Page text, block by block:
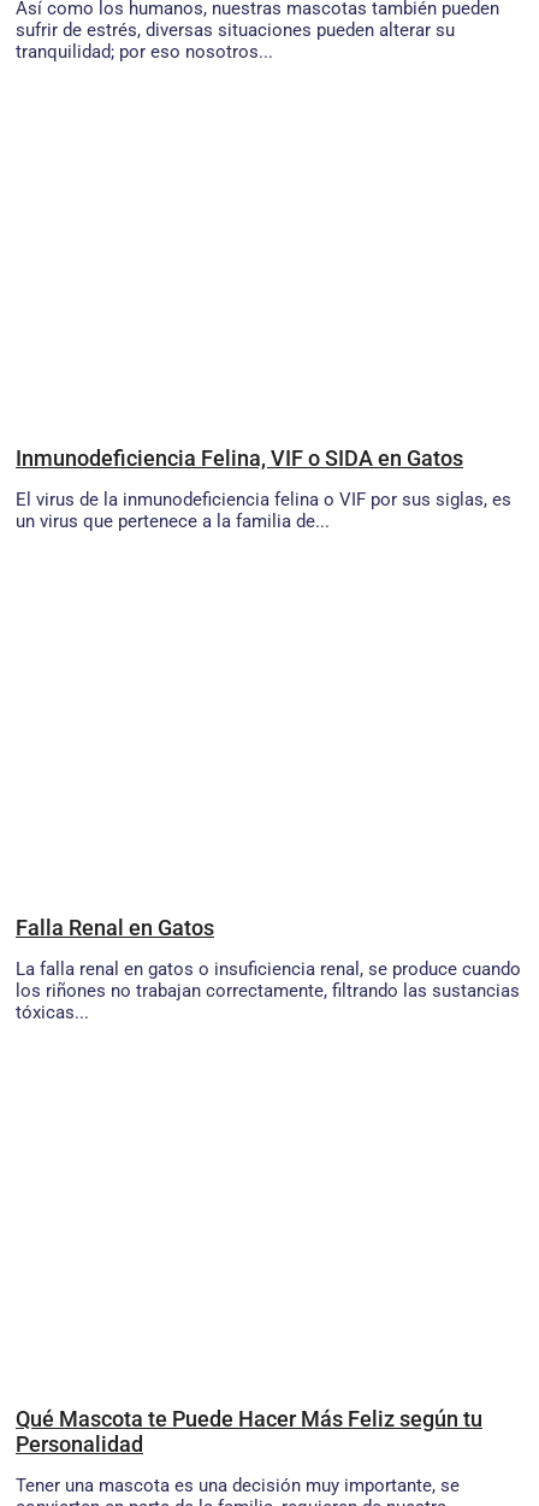
Así como los humanos, nuestras mascotas también pueden
sufrir de estrés, diversas situaciones pueden alterar su
tranquilidad; por eso nosotros...
Inmunodeficiencia Felina, VIF o SIDA en Gatos
El virus de la inmunodeficiencia felina o VIF por sus siglas, es
un virus que pertenece a la familia de...
Falla Renal en Gatos
La falla renal en gatos o insuficiencia renal, se produce cuando
los riñones no trabajan correctamente, filtrando las sustancias
tóxicas...
Qué Mascota te Puede Hacer Más Feliz según tu
Personalidad
Tener una mascota es una decisión muy importante, se